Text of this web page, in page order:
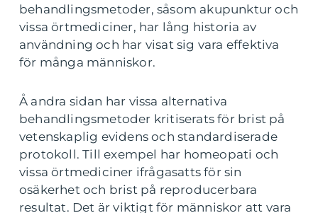
behandlingsmetoder, såsom akupunktur och
vissa örtmediciner, har lång historia av
användning och har visat sig vara effektiva
för många människor.
Å andra sidan har vissa alternativa
behandlingsmetoder kritiserats för brist på
vetenskaplig evidens och standardiserade
protokoll. Till exempel har homeopati och
vissa örtmediciner ifrågasatts för sin
osäkerhet och brist på reproducerbara
resultat. Det är viktigt för människor att vara